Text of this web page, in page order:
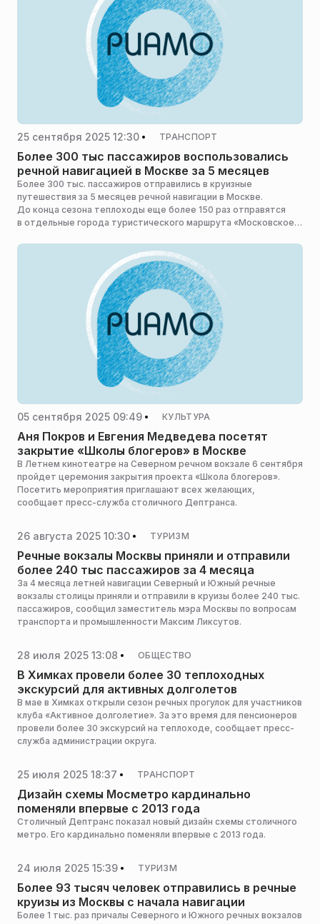
25 сентября 2025 12:30 ТРАНСПОРТ
Более 300 тыс пассажиров воспользовались
речной навигацией в Москве за 5 месяцев
Более 300 тыс. пассажиров отправились в круизные
путешествия за 5 месяцев речной навигации в Москве.
До конца сезона теплоходы еще более 150 раз отправятся
в отдельные города туристического маршрута «Московское
города по вопросам транспорта и промышленности Максим
05 сентября 2025 09:49 КУЛЬТУРА
Аня Покров и Евгения Медведева посетят
закрытие «Школы блогеров» в Москве
В Летнем кинотеатре на Северном речном вокзале 6 сентября
пройдет церемония закрытия проекта «Школа блогеров».
Посетить мероприятия приглашают всех желающих,
сообщает пресс-служба столичного Дептранса.
26 августа 2025 10:30 ТУРИЗМ
Речные вокзалы Москвы приняли и отправили
более 240 тыс пассажиров за 4 месяца
За 4 месяца летней навигации Северный и Южный речные
вокзалы столицы приняли и отправили в круизы более 240 тыс.
пассажиров, сообщил заместитель мэра Москвы по вопросам
транспорта и промышленности Максим Ликсутов.
28 июля 2025 13:08 ОБЩЕСТВО
В Химках провели более 30 теплоходных
экскурсий для активных долголетов
В мае в Химках открыли сезон речных прогулок для участников
клуба «Активное долголетие». За это время для пенсионеров
провели более 30 экскурсий на теплоходе, сообщает пресс-
служба администрации округа.
25 июля 2025 18:37 ТРАНСПОРТ
Дизайн схемы Мосметро кардинально
поменяли впервые с 2013 года
Столичный Дептранс показал новый дизайн схемы столичного
метро. Его кардинально поменяли впервые с 2013 года.
24 июля 2025 15:39 ТУРИЗМ
Более 93 тысяч человек отправились в речные
круизы из Москвы с начала навигации
Более 1 тыс. раз причалы Северного и Южного речных вокзалов